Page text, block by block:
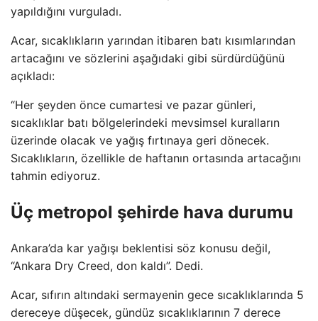
yapıldığını vurguladı.
Acar, sıcaklıkların yarından itibaren batı kısımlarından
artacağını ve sözlerini aşağıdaki gibi sürdürdüğünü
açıkladı:
“Her şeyden önce cumartesi ve pazar günleri,
sıcaklıklar batı bölgelerindeki mevsimsel kuralların
üzerinde olacak ve yağış fırtınaya geri dönecek.
Sıcaklıkların, özellikle de haftanın ortasında artacağını
tahmin ediyoruz.
Üç metropol şehirde hava durumu
Ankara’da kar yağışı beklentisi söz konusu değil,
“Ankara Dry Creed, don kaldı”. Dedi.
Acar, sıfırın altındaki sermayenin gece sıcaklıklarında 5
dereceye düşecek, gündüz sıcaklıklarının 7 derece